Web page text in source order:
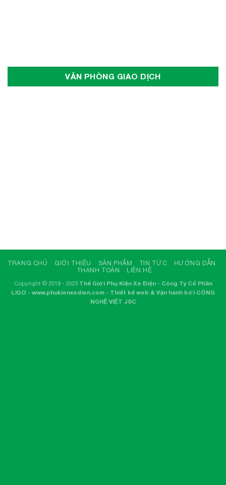
VĂN PHÒNG GIAO DỊCH
TRANG CHỦ GIỚI THIỆU SẢN PHẨM TIN TỨC
HƯỚNG DẪN
THANH TOÁN
LIÊN HỆ
Copyright © 2018 - 2023 Thế Giới Phụ Kiện Xe Điện - Công Ty Cổ Phần
LIGO - www.phukienxedien.com - Thiết kế web & Vận hành bởi CÔNG
NGHỆ VIỆT JSC